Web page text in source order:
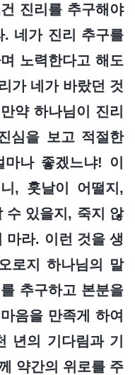
진리를 추구해야
. 네가 진리 추구를
노력한다고 해도
가 네가 바랐던 것
약 하나님이 진리
심을 보고 적절한
마나 좋겠느냐! 이
, 훗날이 어떨지,
수 있을지, 죽지 않
마라. 이런 것을 생
로지 하나님의 말
추구하고 본분을
음을 만족게 하여
년의 기다림과 기
약간의 위로를 주